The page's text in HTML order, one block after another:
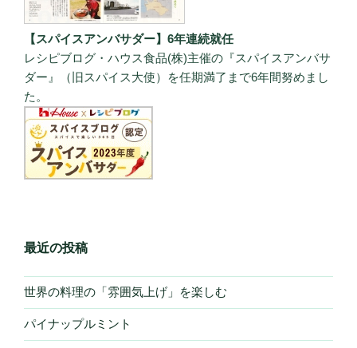
【スパイスアンバサダー】6年連続就任
レシピブログ・ハウス食品(株)主催の『スパイスアンバサ
ダー』（旧スパイス大使）を任期満了まで6年間努めまし
た。
最近の投稿
世界の料理の「雰囲気上げ」を楽しむ
パイナップルミント